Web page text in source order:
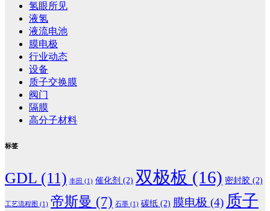
氢眼所见
液氢
液流电池
膜电极
行业动态
设备
质子交换膜
阀门
隔膜
高分子材料
标签
GDL (11) 丰田 (1) 催化剂 (2) 双极板 (16) 密封胶 (2)
工艺流程图 (1) 帝斯曼 (7) 石墨 (1) 碳纸 (2) 膜电极 (4) 质子